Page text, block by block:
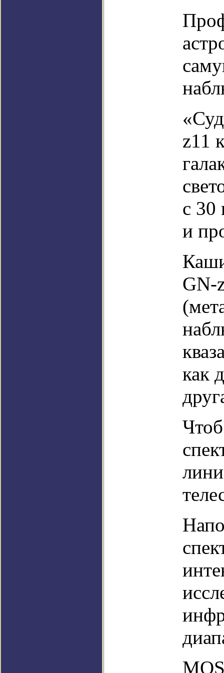
z11
с 30
и
GN-
как